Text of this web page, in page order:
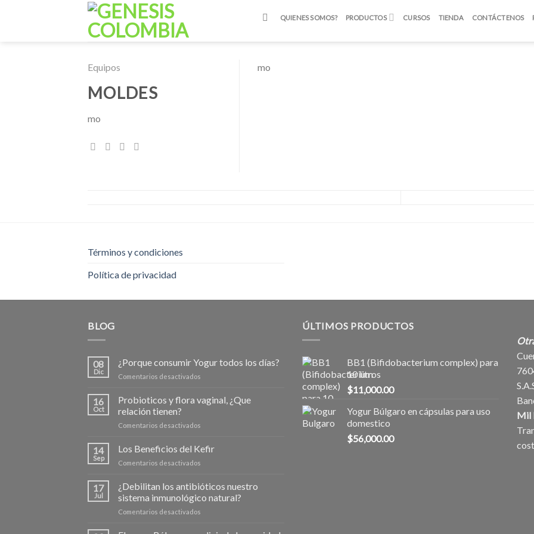
QUIENES SOMOS? PRODUCTOS CURSOS TIENDA CONTÁCTENOS
Equipos
MOLDES
mo
mo
Términos y condiciones
Política de privacidad
BLOG
08
Dic
¿Porque consumir Yogur todos los días?
Comentarios desactivados
consumir
Yogur
16
Oct
Probioticos y flora vaginal, ¿Que
relación tienen?
Comentarios desactivados
relación
tienen?
14
Sep
Los Beneficios del Kefir
Comentarios desactivados
Beneficios
Kefir
17
Jul
¿Debilitan los antibióticos nuestro
sistema inmunológico natural?
Comentarios desactivados
los
ÚLTIMOS PRODUCTOS
BB1 (Bifidobacterium complex) para
10 litros
$11,000.00
Yogur Búlgaro en cápsulas para uso
domestico
$56,000.00
Mil